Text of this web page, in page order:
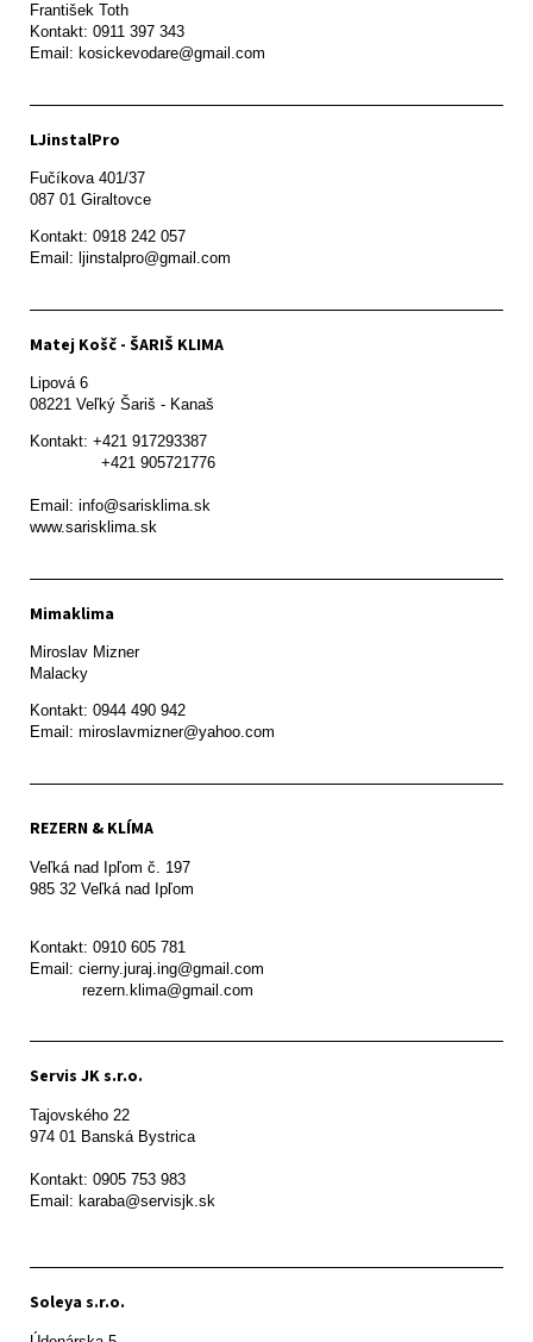
František Toth
Kontakt: 0911 397 343
Email: kosickevodare@gmail.com
LJinstalPro
Fučíkova 401/37
087 01 Giraltovce
Kontakt: 0918 242 057
Email: ljinstalpro@gmail.com
Matej Košč - ŠARIŠ KLIMA
Lipová 6
08221 Veľký Šariš - Kanaš
Kontakt: +421 917293387
Email: info@sarisklima.sk
www.sarisklima.sk
Mimaklima
Miroslav Mizner
Malacky
Kontakt: 0944 490 942
REZERN & KLÍMA
Veľká nad Ipľom č. 197
985 32 Veľká nad Ipľom
Kontakt: 0910 605 781
Email: cierny.juraj.ing@gmail.com
           rezern.klima@gmail.com
Servis JK s.r.o.
Tajovského 22
974 01 Banská Bystrica
Kontakt: 0905 753 983
Email: karaba@servisjk.sk
Soleya s.r.o.